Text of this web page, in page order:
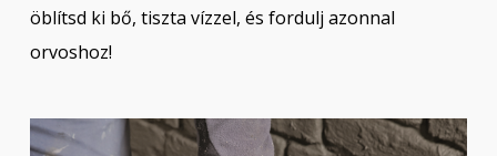
öblítsd ki bő, tiszta vízzel, és fordulj azonnal
orvoshoz!